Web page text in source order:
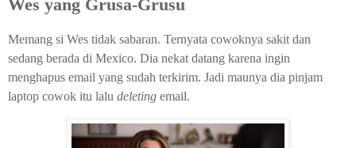
Wes yang Grusa-Grusu
Memang si Wes tidak sabaran. Ternyata cowoknya sakit dan
sedang berada di Mexico. Dia nekat datang karena ingin
menghapus email yang sudah terkirim. Jadi maunya dia pinjam
laptop cowok itu lalu deleting email.